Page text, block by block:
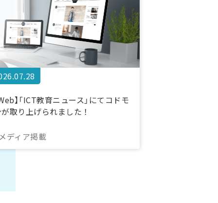
】「ICT教育ニュース」にてコドモ
取り上げられました！
ディア掲載